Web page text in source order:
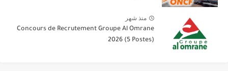
منذ شهر
Concours de Recrutement Groupe Al Omrane
2026 (5 Postes)